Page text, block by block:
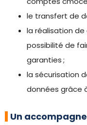
le transfert de
la réalisation
possibilité de
garanties ;
la sécurisation
données grâce
Un